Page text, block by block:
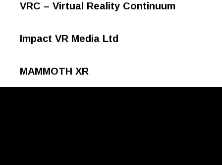
VRC – Virtual Reality Continuum
Impact VR Media Ltd
MAMMOTH XR